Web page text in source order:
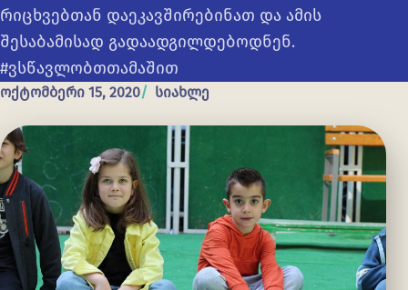
რიცხვებთან დაეკავშირებინათ და ამის
შესაბამისად გადაადგილდებოდნენ.
#ვსწავლობთთამაშით
ოქტომბერი 15, 2020 სიახლე